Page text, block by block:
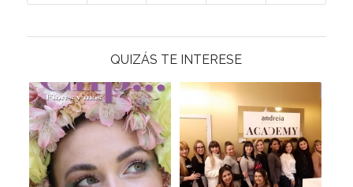
QUIZÁS TE INTERESE